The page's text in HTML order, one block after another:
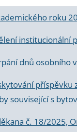
roku
institucionální
dnů osobního
související s
č. 18/2025,